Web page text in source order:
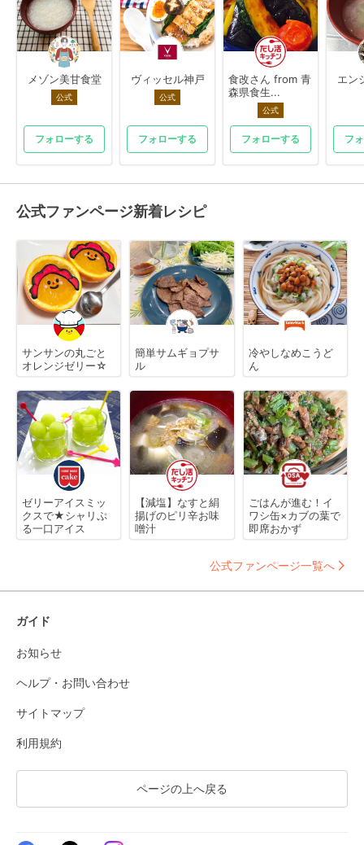
メゾン美甘食堂
公式
フォローする
ヴィッセル神戸
公式
フォローする
食改さん from 青
森県食生...
公式
フォローする
エン
フ
公式ファンページ新着レシピ
サンサンの丸ごと
オレンジゼリー☆
簡単サムギョプサ
ル
冷やしなめこうど
ん
ゼリーアイスミッ
クスで★シャリぷ
る一口アイス
【減塩】なすと絹
揚げのピリ辛お味
噌汁
ごはんが進む！イ
ワシ缶×カブの葉で
即席おかず
公式ファンページ一覧へ
ガイド
お知らせ
ヘルプ・お問い合わせ
サイトマップ
利用規約
ページの上へ戻る